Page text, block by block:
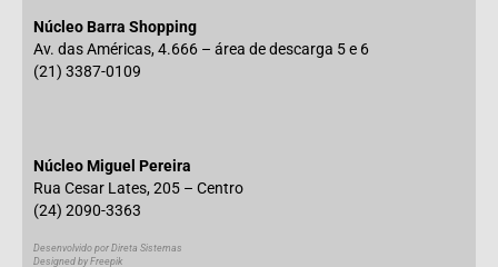
Núcleo Barra Shopping
Av. das Américas, 4.666 – área de descarga 5 e 6
(21) 3387-0109
Núcleo Miguel Pereira
Rua Cesar Lates, 205 – Centro
(24) 2090-3363
Desenvolvido por Direta Sistemas
Designed by Freepik